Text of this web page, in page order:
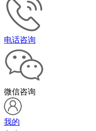
电话咨询
微信咨询
我的